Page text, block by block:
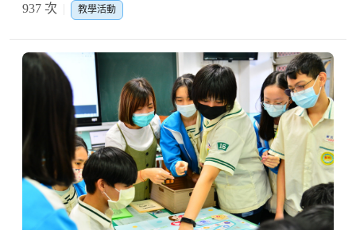
937 次
教學活動